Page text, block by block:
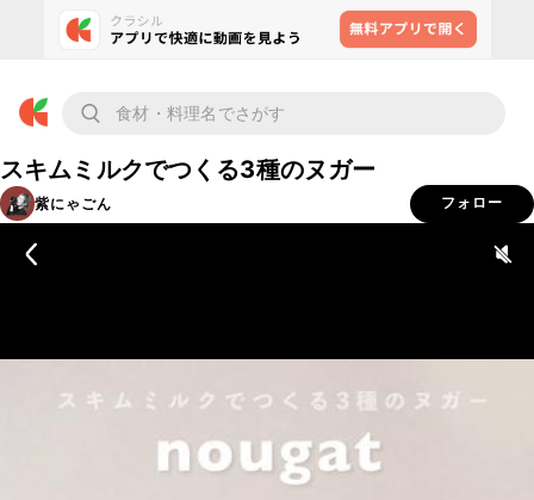
スキムミルクでつくる3種のヌガー
紫にゃごん フォロー